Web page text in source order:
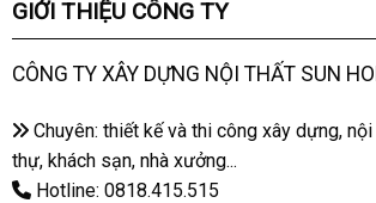
GIỚI THIỆU CÔNG TY
CÔNG TY XÂY DỰNG NỘI THẤT SUN
Chuyên: thiết kế và thi công xây dựng,
thự, khách sạn, nhà xưởng...
Hotline: 0818.415.515